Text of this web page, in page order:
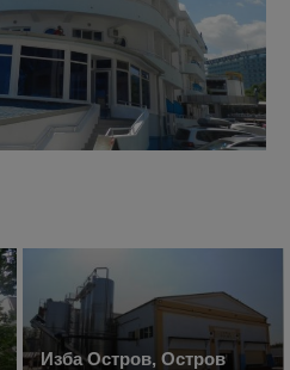
Изба Остров, Остров